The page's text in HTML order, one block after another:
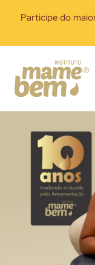
Participe do